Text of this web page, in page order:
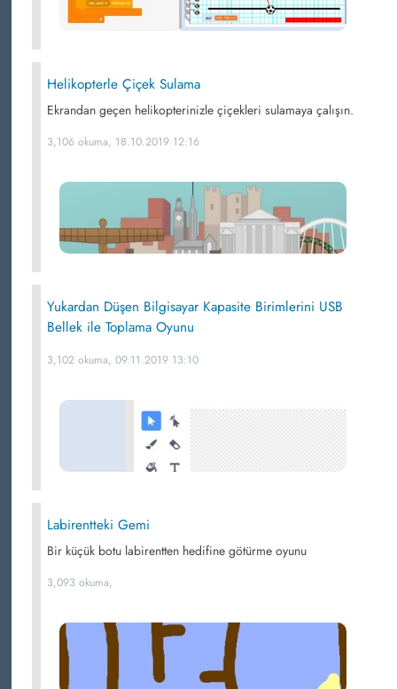
Helikopterle Çiçek Sulama
Ekrandan geçen helikopterinizle çiçekleri sulamaya çalışın.
3,106 okuma, 18.10.2019 12:16
Yukardan Düşen Bilgisayar Kapasite Birimlerini USB
Bellek ile Toplama Oyunu
3,102 okuma, 09.11.2019 13:10
Labirentteki Gemi
Bir küçük botu labirentten hedifine götürme oyunu
3,093 okuma,